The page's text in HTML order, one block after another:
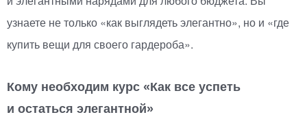
узнаете не только «как выглядеть элегантно», но и «где
купить вещи для своего гардероба».
Кому необходим курс «Как все успеть
и остаться элегантной»